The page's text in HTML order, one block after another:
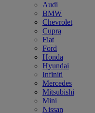
Audi
BMW
Chevrolet
Cupra
Fiat
Ford
Honda
Hyundai
Infiniti
Mercedes
Mitsubishi
Mini
Nissan